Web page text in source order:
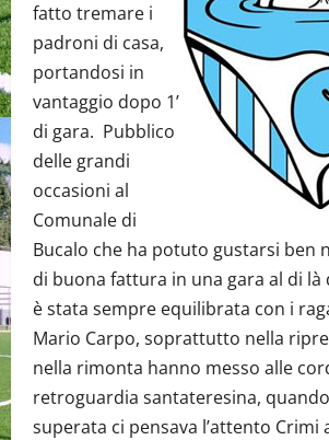
fatto tremare i
padroni di casa,
portandosi in
vantaggio dopo 1’
di gara. Pubblico
delle grandi
occasioni al
Comunale di
Bucalo che ha potuto gustarsi ben
di buona fattura in una gara al di
è stata sempre equilibrata con i
Mario Carpo, soprattutto nella
nella rimonta hanno messo alle
retroguardia santateresina,
superata ci pensava l’attento Crimi